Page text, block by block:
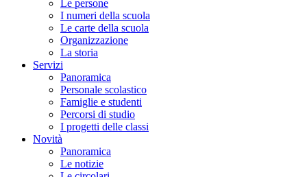
Le persone
I numeri della scuola
Le carte della scuola
Organizzazione
La storia
Servizi
Panoramica
Personale scolastico
Famiglie e studenti
Percorsi di studio
I progetti delle classi
Novità
Panoramica
Le notizie